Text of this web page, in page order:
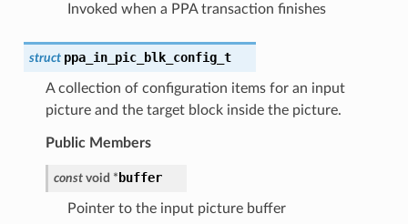
Invoked when a PPA transaction finishes
struct ppa_in_pic_blk_config_t
A collection of configuration items for an input
picture and the target block inside the picture.
Public Members
const void * buffer
Pointer to the input picture buffer